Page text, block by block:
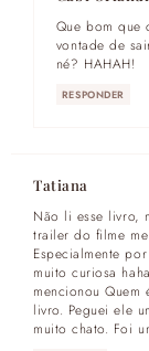
Que bom que
vontade de
né? HAHAH!
RESPONDER
Tatiana
Não li esse livro,
trailer do filme
Especialmente
muito curiosa
mencionou
livro. Peguei ele
muito chato. Foi